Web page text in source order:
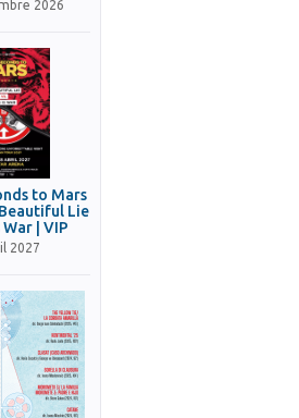
2026
to Mars
Lie
War | VIP
2027